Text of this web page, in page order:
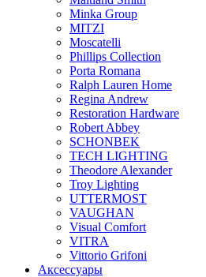
Minka Group
MITZI
Moscatelli
Phillips Collection
Porta Romana
Ralph Lauren Home
Regina Andrew
Restoration Hardware
Robert Abbey
SCHONBEK
TECH LIGHTING
Theodore Alexander
Troy Lighting
UTTERMOST
VAUGHAN
Visual Comfort
VITRA
Vittorio Grifoni
Аксессуары